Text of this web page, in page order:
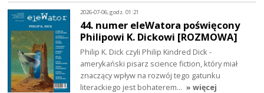
2026-07-06, godz. 01:21
44. numer eleWatora poświęcony
Philipowi K. Dickowi [ROZMOWA]
Philip K. Dick czyli Philip Kindred Dick -
amerykański pisarz science fiction, który miał
znaczący wpływ na rozwój tego gatunku
literackiego jest bohaterem… » więcej